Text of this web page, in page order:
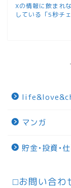
Xの情報に飲まれ
している「5秒チ
マンガ
貯金•投資•
⬜︎お問い合わ